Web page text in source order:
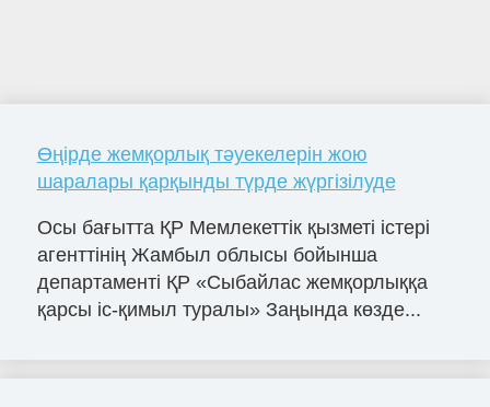
Өңірде жемқорлық тәуекелерін жою
шаралары қарқынды түрде жүргізілуде
Осы бағытта ҚР Мемлекеттік қызметі істері
агенттінің Жамбыл облысы бойынша
департаменті ҚР «Сыбайлас жемқорлыққа
қарсы іс-қимыл туралы» Заңында көзде...